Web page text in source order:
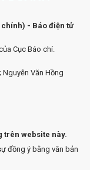
- Báo điện tử
Cục Báo chí.
Nguyễn Văn Hồng
trên website này.
đồng ý bằng văn bản